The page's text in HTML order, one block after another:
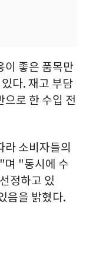
이 좋은 품목만
다. 재고 부담
으로 한 수입 전
소비자들의
며 "동시에 수
정하고 있
음을 밝혔다.